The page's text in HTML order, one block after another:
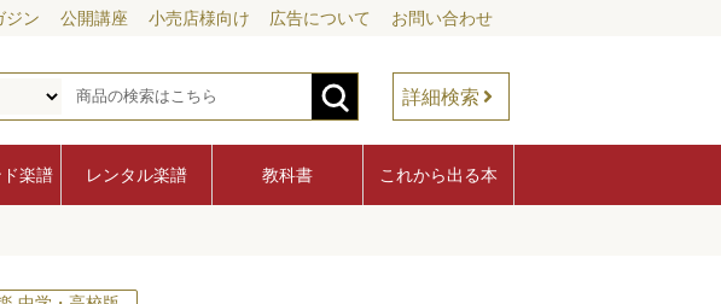
ジン 公開講座 小売店様向け 広告について お問い合わせ
詳細検索
楽譜 レンタル楽譜 教科書 これから出る本